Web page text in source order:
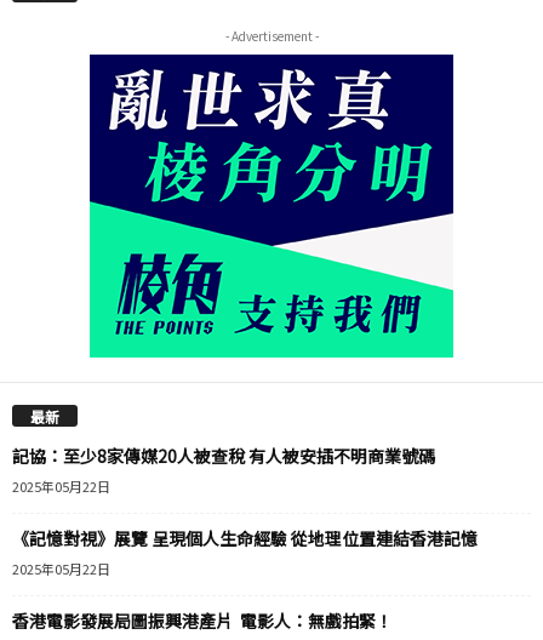
- Advertisement -
最新
記協：至少8家傳媒20人被查稅 有人被安插不明商業號碼
2025年05月22日
《記憶對視》展覽 呈現個人生命經驗 從地理位置連結香港記憶
2025年05月22日
香港電影發展局圖振興港產片 電影人：無戲拍緊！